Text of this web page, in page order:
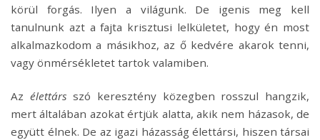
körül forgás. Ilyen a világunk. De igenis meg kell
tanulnunk azt a fajta krisztusi lelkületet, hogy én most
alkalmazkodom a másikhoz, az ő kedvére akarok tenni,
vagy önmérsékletet tartok valamiben.
Az élettárs szó keresztény közegben rosszul hangzik,
mert általában azokat értjük alatta, akik nem házasok, de
együtt élnek. De az igazi házasság élettársi, hiszen társai